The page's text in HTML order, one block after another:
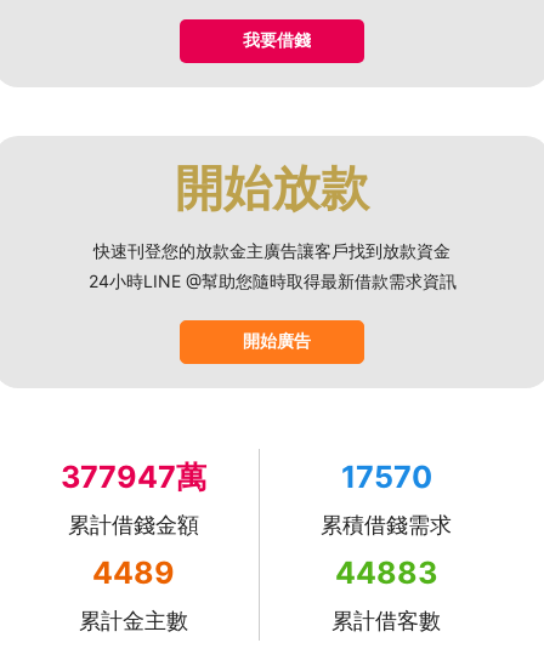
我要借錢
開始放款
快速刊登您的放款金主廣告讓客戶找到放款資金
24小時LINE @幫助您隨時取得最新借款需求資訊
開始廣告
377947萬
累計借錢金額
17570
累積借錢需求
4489
累計金主數
44883
累計借客數